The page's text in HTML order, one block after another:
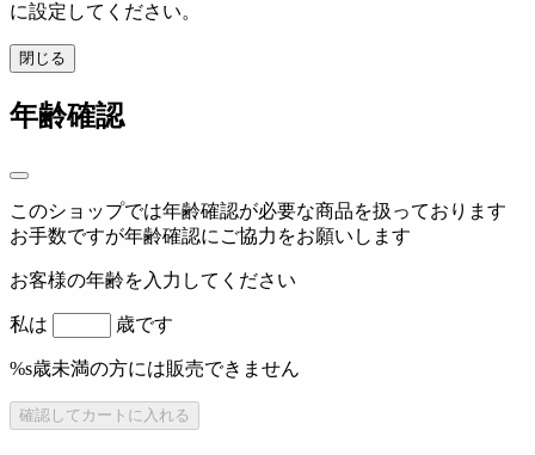
に設定してください。
閉じる
年齢確認
このショップでは年齢確認が必要な商品を扱っております
お手数ですが年齢確認にご協力をお願いします
お客様の年齢を入力してください
私は 歳です
%s歳未満の方には販売できません
確認してカートに入れる